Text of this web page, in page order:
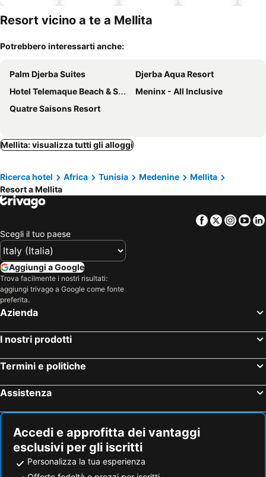
Resort vicino a te a Mellita
Potrebbero interessarti anche:
Palm Djerba Suites
Djerba Aqua Resort
Hotel Telemaque Beach & Spa - Families and Couples Only
Meninx - All Inclusive
Quatre Saisons Resort
Mellita: visualizza tutti gli alloggi
Ricerca hotel Africa Tunisia Medenine
Mellita
Resort a Mellita
Facebook
Twitter
Scegli il tuo paese
Aggiungi a Google
Trova facilmente i nostri risultati:
aggiungi trivago a Google come fonte
preferita.
Azienda
I nostri prodotti
Termini e politiche
Assistenza
Accedi e approfitta dei vantaggi
esclusivi per gli iscritti
Personalizza la tua esperienza